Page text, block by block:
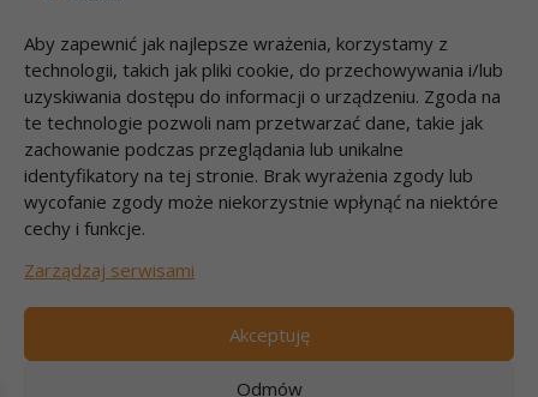
Aby zapewnić jak najlepsze wrażenia, korzystamy z
technologii, takich jak pliki cookie, do przechowywania i/lub
uzyskiwania dostępu do informacji o urządzeniu. Zgoda na
te technologie pozwoli nam przetwarzać dane, takie jak
zachowanie podczas przeglądania lub unikalne
identyfikatory na tej stronie. Brak wyrażenia zgody lub
wycofanie zgody może niekorzystnie wpłynąć na niektóre
cechy i funkcje.
Zarządzaj serwisami
Akceptuję
Odmów
Przelewy
Bank Millenium S.A.
95 1160 2202 0000 0000 2812 4826
DENON DENTAL Sp. z o.o.
Łubna 56
05-532 ŁUBNA